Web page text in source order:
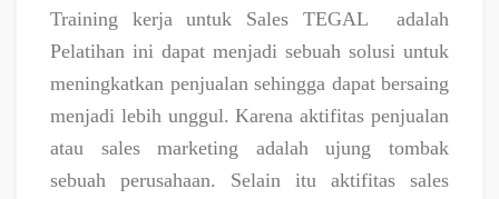
Training kerja untuk Sales TEGAL
adalah
Pelatihan ini dapat menjadi sebuah solusi untuk
meningkatkan penjualan sehingga dapat bersaing
menjadi lebih unggul. Karena aktifitas penjualan
atau sales marketing adalah ujung tombak
sebuah perusahaan. Selain itu aktifitas sales